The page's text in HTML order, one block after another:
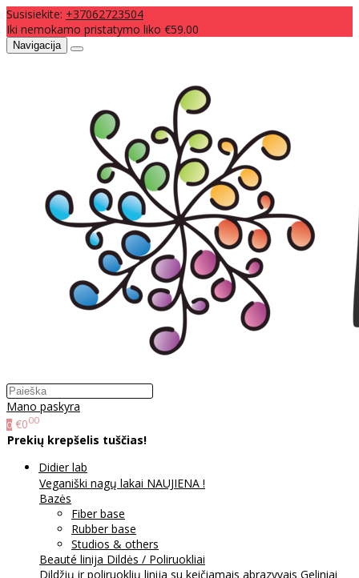
Susisiekite: +37062723504
Iki nemokamo pristatymo liko €59.00
Navigacija
Mano paskyra
0 €000
Prekių krepšelis tuščias!
Didier lab
Veganiški nagų lakai NAUJIENA !
Bazės
Fiber base
Rubber base
Studios & others
Beauté linija Dildės / Poliruokliai
Dildžių ir poliruoklių linija su keičiamais abrazyvais Geliniai